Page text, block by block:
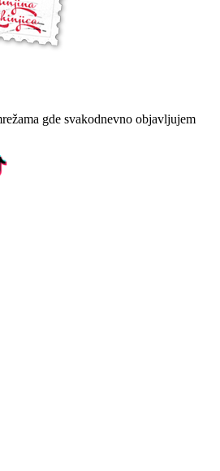
gde svakodnevno objavljujem